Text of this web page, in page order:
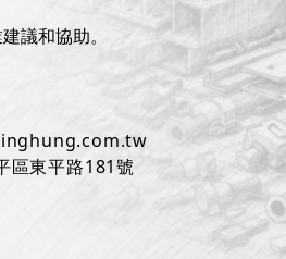
議和協助。
區東平路181號